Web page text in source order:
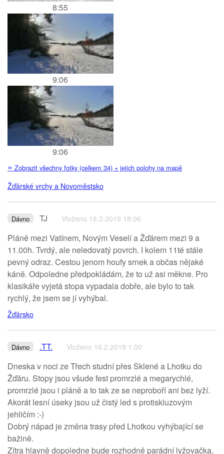
8:55
9:06
9:06
» Zobrazit všechny fotky (celkem 34) + jejich polohy na mapě
Žďárské vrchy a Novoměstsko
Dávno TJ Vloženo 16.2.2019 18:06
Pláně mezi Vatínem, Novým Veselí a Žďárem mezi 9 a
11.00h. Tvrdý, ale neledovatý povrch. I kolem 11té stále
pevný odraz. Cestou jenom houfy srnek a občas nějaké
káně. Odpoledne předpokládám, že to už asi měkne. Pro
klasikáře vyjetá stopa vypadala dobře, ale bylo to tak
rychlý, že jsem se jí vyhýbal.
Žďársko
Dávno .TT. Vloženo 16.2.2019 1:00
Dneska v noci ze Třech studní přes Sklené a Lhotku do
Žďáru. Stopy jsou všude fest promrzlé a megarychlé,
promrzlé jsou i pláně a to tak ze se neproboří ani bez lyží.
Akorát lesní úseky jsou už čistý led s protiskluzovým
jehličím :-)
Dobrý nápad je změna trasy před Lhotkou vyhýbající se
bažině.
Zítra hlavně dopoledne bude rozhodně parádní lyžovačka,